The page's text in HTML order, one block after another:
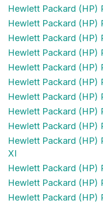
Hewlett Packard (HP)
Hewlett Packard (HP)
Hewlett Packard (HP)
Hewlett Packard (HP)
Hewlett Packard (HP)
Hewlett Packard (HP)
Hewlett Packard (HP)
Hewlett Packard (HP)
Hewlett Packard (HP)
Hewlett Packard (HP)
XI
Hewlett Packard (HP)
Hewlett Packard (HP)
Hewlett Packard (HP)